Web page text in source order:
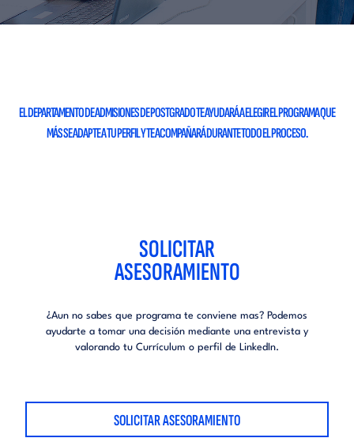
EL DEPARTAMENTO DE ADMISIONES DE POSTGRADOTE AYUDARÁ A ELEGIR EL PROGRAMA QUE
MÁS SE ADAPTE A TU PERFIL YTE ACOMPAÑARÁ DURANTE TODO EL PROCESO.
SOLICITAR
ASESORAMIENTO
¿Aun no sabes que programa te conviene mas? Podemos
ayudarte a tomar una decisión mediante una entrevista y
valorando tu Currículum o perfil de LinkedIn.
SOLICITAR ASESORAMIENTO